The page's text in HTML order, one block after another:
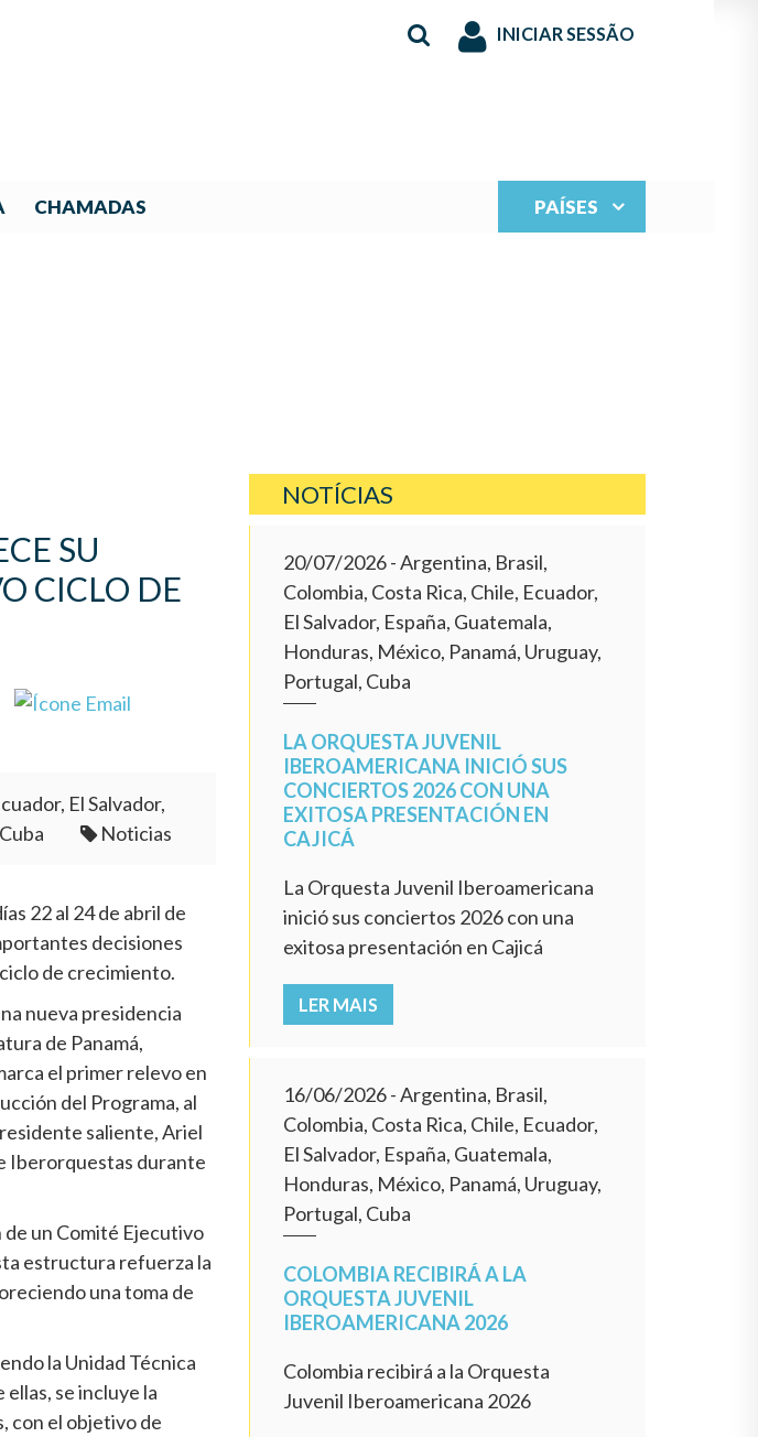
INICIAR SESSÃO
CHAMADAS PAÍSES
SU
CICLO DE
El Salvador,
Noticias
22 al 24 de abril de
decisiones
de crecimiento.
nueva presidencia
de Panamá,
el primer relevo en
del Programa, al
saliente, Ariel
Iberorquestas durante
de un Comité Ejecutivo
estructura refuerza la
una toma de
la Unidad Técnica
se incluye la
con el objetivo de
NOTÍCIAS
20/07/2026- Argentina, Brasil,
Colombia, Costa Rica, Chile, Ecuador,
El Salvador, España, Guatemala,
Honduras, México, Panamá, Uruguay,
Portugal, Cuba
LA ORQUESTA JUVENIL
IBEROAMERICANA INICIÓ SUS
CONCIERTOS 2026 CON UNA
EXITOSA PRESENTACIÓN EN
CAJICÁ
La Orquesta Juvenil Iberoamericana
inició sus conciertos 2026 con una
exitosa presentación en Cajicá
LER MAIS
16/06/2026- Argentina, Brasil,
Colombia, Costa Rica, Chile, Ecuador,
El Salvador, España, Guatemala,
Honduras, México, Panamá, Uruguay,
Portugal, Cuba
COLOMBIA RECIBIRÁ A LA
ORQUESTA JUVENIL
IBEROAMERICANA 2026
Colombia recibirá a la Orquesta
Juvenil Iberoamericana 2026